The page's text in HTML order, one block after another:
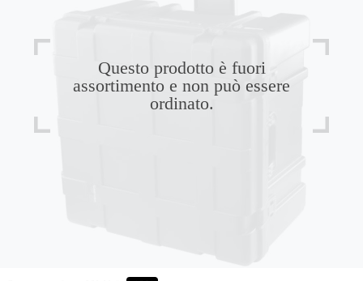
Questo prodotto è fuori
assortimento e non può essere
ordinato.